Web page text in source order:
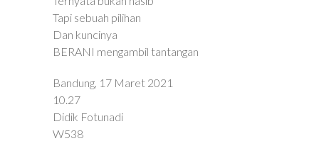
Tapi sebuah pilihan
Dan kuncinya
BERANI mengambil tantangan
Bandung, 17 Maret 2021
10.27
Didik Fotunadi
W538